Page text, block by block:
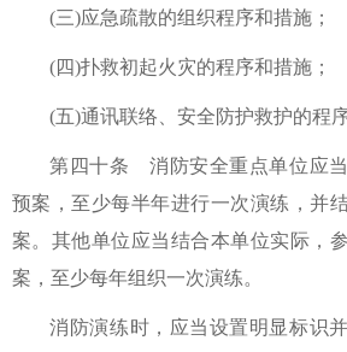
(三)应急疏散的组织程序和措施；
(四)扑救初起火灾的程序和措施；
(五)通讯联络、安全防护救护的程
第四十条 消防安全重点单位应
预案，至少每半年进行一次演练，并
案。其他单位应当结合本单位实际，
案，至少每年组织一次演练。
消防演练时，应当设置明显标识